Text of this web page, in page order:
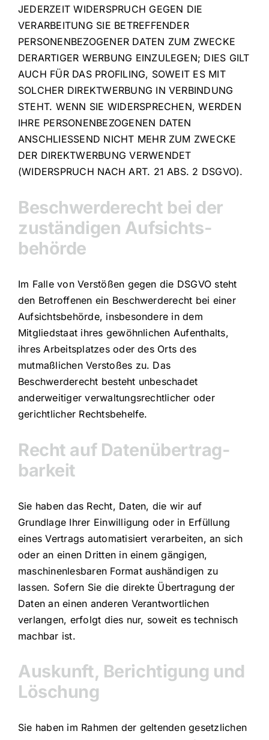
JEDERZEIT WIDERSPRUCH GEGEN DIE
VERARBEITUNG SIE BETREFFENDER
PERSONENBEZOGENER DATEN ZUM ZWECKE
DERARTIGER WERBUNG EINZULEGEN; DIES GILT
AUCH FÜR DAS PROFILING, SOWEIT ES MIT
SOLCHER DIREKTWERBUNG IN VERBINDUNG
STEHT. WENN SIE WIDERSPRECHEN, WERDEN
IHRE PERSONENBEZOGENEN DATEN
ANSCHLIESSEND NICHT MEHR ZUM ZWECKE
DER DIREKTWERBUNG VERWENDET
(WIDERSPRUCH NACH ART. 21 ABS. 2 DSGVO).
Beschwerde­recht bei der
zuständigen Aufsichts­
behörde
Im Falle von Verstößen gegen die DSGVO steht
den Betroffenen ein Beschwerderecht bei einer
Aufsichtsbehörde, insbesondere in dem
Mitgliedstaat ihres gewöhnlichen Aufenthalts,
ihres Arbeitsplatzes oder des Orts des
mutmaßlichen Verstoßes zu. Das
Beschwerderecht besteht unbeschadet
anderweitiger verwaltungsrechtlicher oder
gerichtlicher Rechtsbehelfe.
Recht auf Daten­übertrag­
barkeit
Sie haben das Recht, Daten, die wir auf
Grundlage Ihrer Einwilligung oder in Erfüllung
eines Vertrags automatisiert verarbeiten, an sich
oder an einen Dritten in einem gängigen,
maschinenlesbaren Format aushändigen zu
lassen. Sofern Sie die direkte Übertragung der
Daten an einen anderen Verantwortlichen
verlangen, erfolgt dies nur, soweit es technisch
machbar ist.
Auskunft, Berichtigung und
Löschung
Sie haben im Rahmen der geltenden gesetzlichen